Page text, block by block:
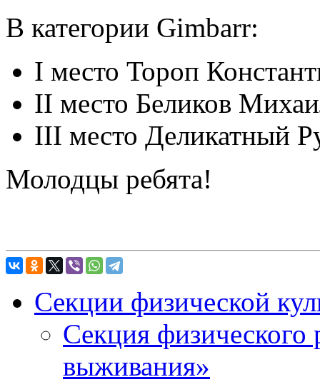
В категории Gimbarr:
I место Тороп
II место Беликов
III место Деликатный
Молодцы ребята!
Секции физической
Секция физического
выживания»